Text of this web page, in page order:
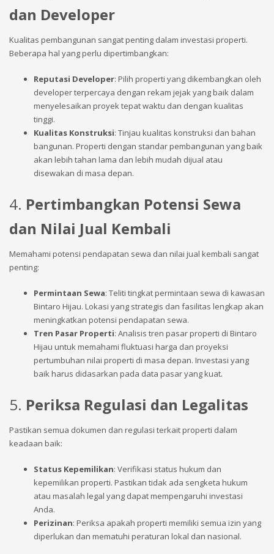
dan Developer
Kualitas pembangunan sangat penting dalam investasi properti.
Beberapa hal yang perlu dipertimbangkan:
Reputasi Developer: Pilih properti yang dikembangkan oleh
developer terpercaya dengan rekam jejak yang baik dalam
menyelesaikan proyek tepat waktu dan dengan kualitas
tinggi.
Kualitas Konstruksi: Tinjau kualitas konstruksi dan bahan
bangunan. Properti dengan standar pembangunan yang baik
akan lebih tahan lama dan lebih mudah dijual atau
disewakan di masa depan.
4. Pertimbangkan Potensi Sewa
dan Nilai Jual Kembali
Memahami potensi pendapatan sewa dan nilai jual kembali sangat
penting:
Permintaan Sewa: Teliti tingkat permintaan sewa di kawasan
Bintaro Hijau. Lokasi yang strategis dan fasilitas lengkap akan
meningkatkan potensi pendapatan sewa.
Tren Pasar Properti: Analisis tren pasar properti di Bintaro
Hijau untuk memahami fluktuasi harga dan proyeksi
pertumbuhan nilai properti di masa depan. Investasi yang
baik harus didasarkan pada data pasar yang kuat.
5. Periksa Regulasi dan Legalitas
Pastikan semua dokumen dan regulasi terkait properti dalam
keadaan baik:
Status Kepemilikan: Verifikasi status hukum dan
kepemilikan properti. Pastikan tidak ada sengketa hukum
atau masalah legal yang dapat mempengaruhi investasi
Anda.
Perizinan: Periksa apakah properti memiliki semua izin yang
diperlukan dan mematuhi peraturan lokal dan nasional.